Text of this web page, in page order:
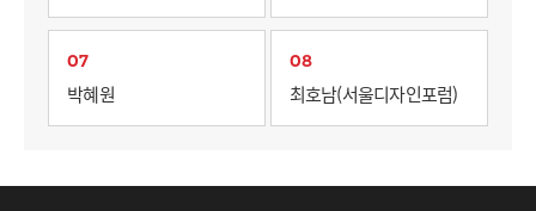
07
박혜원
08
최호남(서울디자인포럼)